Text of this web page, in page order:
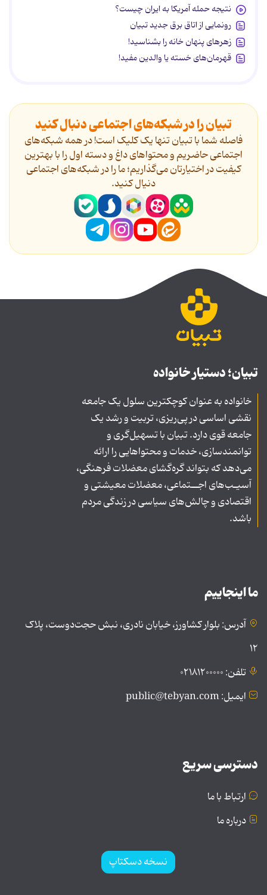
نتیجه حمله آمریکا به ایران چیست؟
رونمایی از اتاق برق جدید تبیان
زهرهای پنهان خانه را بشناسید!
قهرمان‌های خسته یا والدین مفید!
تبیان را در شبکه‌های اجتماعی دنبال کنید
فاصله شما با تبیان تنها یک کلیک است! در همه شبکه‌های
اجتماعی حاضریم و محتواهای داغ و دسته اول را با بهترین
کیفیت در اختیارتان می‌گذاریم؛ ما را در شبکه‌های اجتماعی
دنیال کنید.
تبیان؛ دستیار خانواده
خانواده به عنوان کوچکترین سلول یک جامعه
نقشی اساسی در پی‌ریزی، تربیت و رشد یک
جامعه قوی دارد. تبیان با تسهیل‌گری و
توانمندسازی، خدمات و محتواهایی را ارائه
می‌دهد که بتواند گره‌گشای معضلات فرهنگی،
آسیـب‌های اجــتماعی، معضلات معیشتی و
اقتصادی و چالش‌های سیاسی در زندگی مردم
باشد.
ما اینجاییم
آدرس: بلوار کشاورز، خیابان نادری، نبش حجت‌دوست، پلاک
۱۲
تلفن: ۰۲۱۸۱۲۰۰۰۰۰
ایمیل: public@tebyan.com
دسترسی سریع
ارتباط با ما
درباره ما
نسخه دسکتاپ